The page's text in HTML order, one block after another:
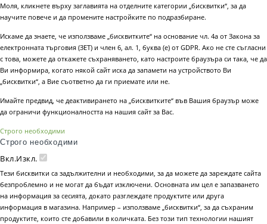
Моля, кликнете върху заглавията на отделните категории „бисквитки“, за да
научите повече и да промените настройките по подразбиране.
Искаме да знаете, че използваме „бисквитките“ на основание чл. 4а от Закона за
електронната търговия (ЗЕТ) и член 6, ал. 1, буква (е) от GDPR. Ако не сте съгласни
с това, можете да откажете съхраняването, като настроите браузъра си така, че да
Ви информира, когато някой сайт иска да запамети на устройството Ви
„бисквитки“, а Вие съответно да ги приемате или не.
Имайте предвид, че деактивирането на „бисквитките“ във Вашия браузър може
да ограничи функционалността на нашия сайт за Вас.
Строго необходими
Строго необходими
Вкл.Изкл.
Тези бисквитки са задължителни и необходими, за да можете да зареждате сайта
безпроблемно и не могат да бъдат изключени. Основната им цел е запазването
на информация за сесията, докато разглеждате продуктите или друга
информация в магазина. Например – използваме „бисквитки“, за да съхраним
продуктите, които сте добавили в количката. Без този тип технологии нашият